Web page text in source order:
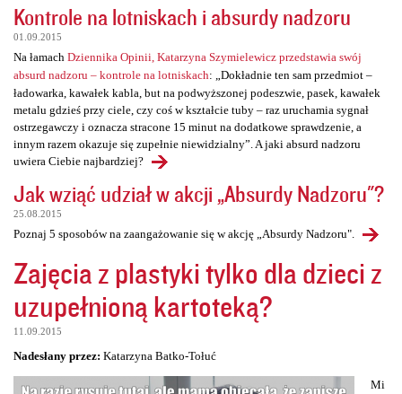
Kontrole na lotniskach i absurdy nadzoru
01.09.2015
Na łamach Dziennika Opinii, Katarzyna Szymielewicz przedstawia swój
absurd nadzoru – kontrole na lotniskach: „Dokładnie ten sam przedmiot –
ładowarka, kawałek kabla, but na podwyższonej podeszwie, pasek, kawałek
metalu gdzieś przy ciele, czy coś w kształcie tuby – raz uruchamia sygnał
ostrzegawczy i oznacza stracone 15 minut na dodatkowe sprawdzenie, a
innym razem okazuje się zupełnie niewidzialny”. A jaki absurd nadzoru
uwiera Ciebie najbardziej?
Jak wziąć udział w akcji „Absurdy Nadzoru"?
25.08.2015
Poznaj 5 sposobów na zaangażowanie się w akcję „Absurdy Nadzoru".
Zajęcia z plastyki tylko dla dzieci z
uzupełnioną kartoteką?
11.09.2015
Nadesłany przez: Katarzyna Batko-Tołuć
Mi